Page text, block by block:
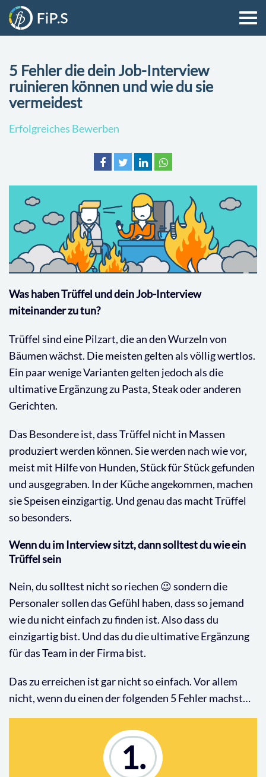
5 Fehler die dein Job-Interview
ruinieren können und wie du sie
vermeidest
Erfolgreiches Bewerben
Was haben Trüffel und dein Job-Interview
miteinander zu tun?
Trüffel sind eine Pilzart, die an den Wurzeln von
Bäumen wächst. Die meisten gelten als völlig wertlos.
Ein paar wenige Varianten gelten jedoch als die
ultimative Ergänzung zu Pasta, Steak oder anderen
Gerichten.
Das Besondere ist, dass Trüffel nicht in Massen
produziert werden können. Sie werden nach wie vor,
meist mit Hilfe von Hunden, Stück für Stück gefunden
und ausgegraben. In der Küche angekommen, machen
sie Speisen einzigartig. Und genau das macht Trüffel
so besonders.
Wenn du im Interview sitzt, dann solltest du wie ein
Trüffel sein
Nein, du solltest nicht so riechen 😉 sondern die
Personaler sollen das Gefühl haben, dass so jemand
wie du nicht einfach zu finden ist. Also dass du
einzigartig bist. Und das du die ultimative Ergänzung
für das Team in der Firma bist.
Das zu erreichen ist gar nicht so einfach. Vor allem
nicht, wenn du einen der folgenden 5 Fehler machst…
1.